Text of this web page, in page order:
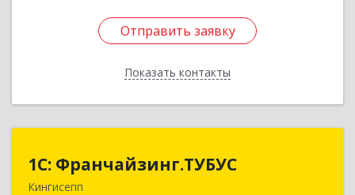
Отправить заявку
Показать контакты
Отправить заявку
Назад
1С: Франчайзинг.ТУБУС
Кингисепп
1С: Франчайзинг.ТУБУС